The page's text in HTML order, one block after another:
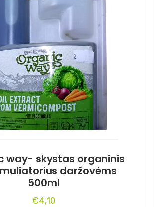
way- skystas organinis
daržovėms
500ml
€4,10